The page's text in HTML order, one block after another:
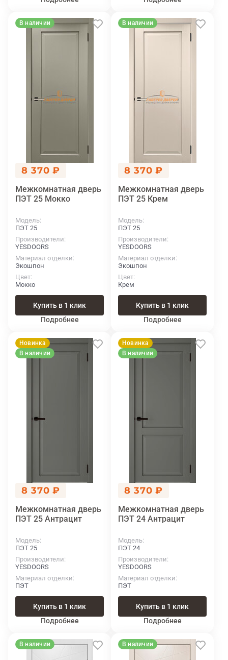
В наличии
8 370 ₽
Межкомнатная дверь
ПЭТ 25 Мокко
Модель
ПЭТ 25
Производители
YESDOORS
Материал отделки
Экошпон
Цвет
Мокко
Купить в 1 клик
Подробнее
В наличии
8 370 ₽
Межкомнатная дверь
ПЭТ 25 Крем
Модель
ПЭТ 25
Производители
YESDOORS
Материал отделки
Экошпон
Цвет
Крем
Купить в 1 клик
Подробнее
Новинка
В наличии
8 370 ₽
Межкомнатная дверь
ПЭТ 25 Антрацит
Модель
ПЭТ 25
Производители
YESDOORS
Материал отделки
ПЭТ
Купить в 1 клик
Подробнее
Новинка
В наличии
8 370 ₽
Межкомнатная дверь
ПЭТ 24 Антрацит
Модель
ПЭТ 24
Производители
YESDOORS
Материал отделки
ПЭТ
Купить в 1 клик
Подробнее
В наличии В наличии